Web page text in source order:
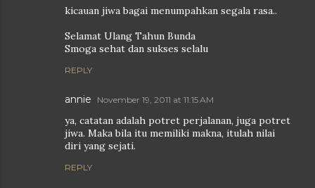
kicauan jiwa bagai menumpahkan segala rasa..
Selamat Ulang Tahun Bunda
Smoga sehat dan sukses selalu
REPLY
annie November 19, 2011 at 11:15 AM
ya, catatan adalah potret perjalanan, juga potret
jiwa. Maka bila itu memiliki makna, itulah nilai
diri yang sejati.
REPLY